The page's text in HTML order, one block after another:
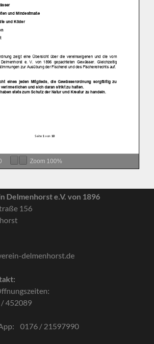
Zoom 100%
Delmenhorst e.V. von 1896
156
delmenhorst.de
/ 452089
0176 / 21597990